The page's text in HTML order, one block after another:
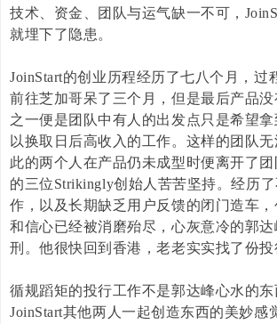
技术、资金、团队与运气缺一不可，
就埋下了隐患。
JoinStart的创业历程经历了七八个月，过
前往芝加哥呆了三个月，但是最后产品没
之一便是团队中有人的出发点只是希望拿
以换取日后高收入的工作。这样的团队
此的两个人在产品仍未成型时便离开了
的三位Strikingly创始人苦苦坚持。经历
作，以及长期缺乏用户反馈的闭门造车
和信心已经被消磨殆尽，心灰意冷的郭
刑。他很快回到香港，老老实实找了份投
循规蹈矩的投行工作不是郭达峰心水的
JoinStart其他两人一起创造东西的美妙感